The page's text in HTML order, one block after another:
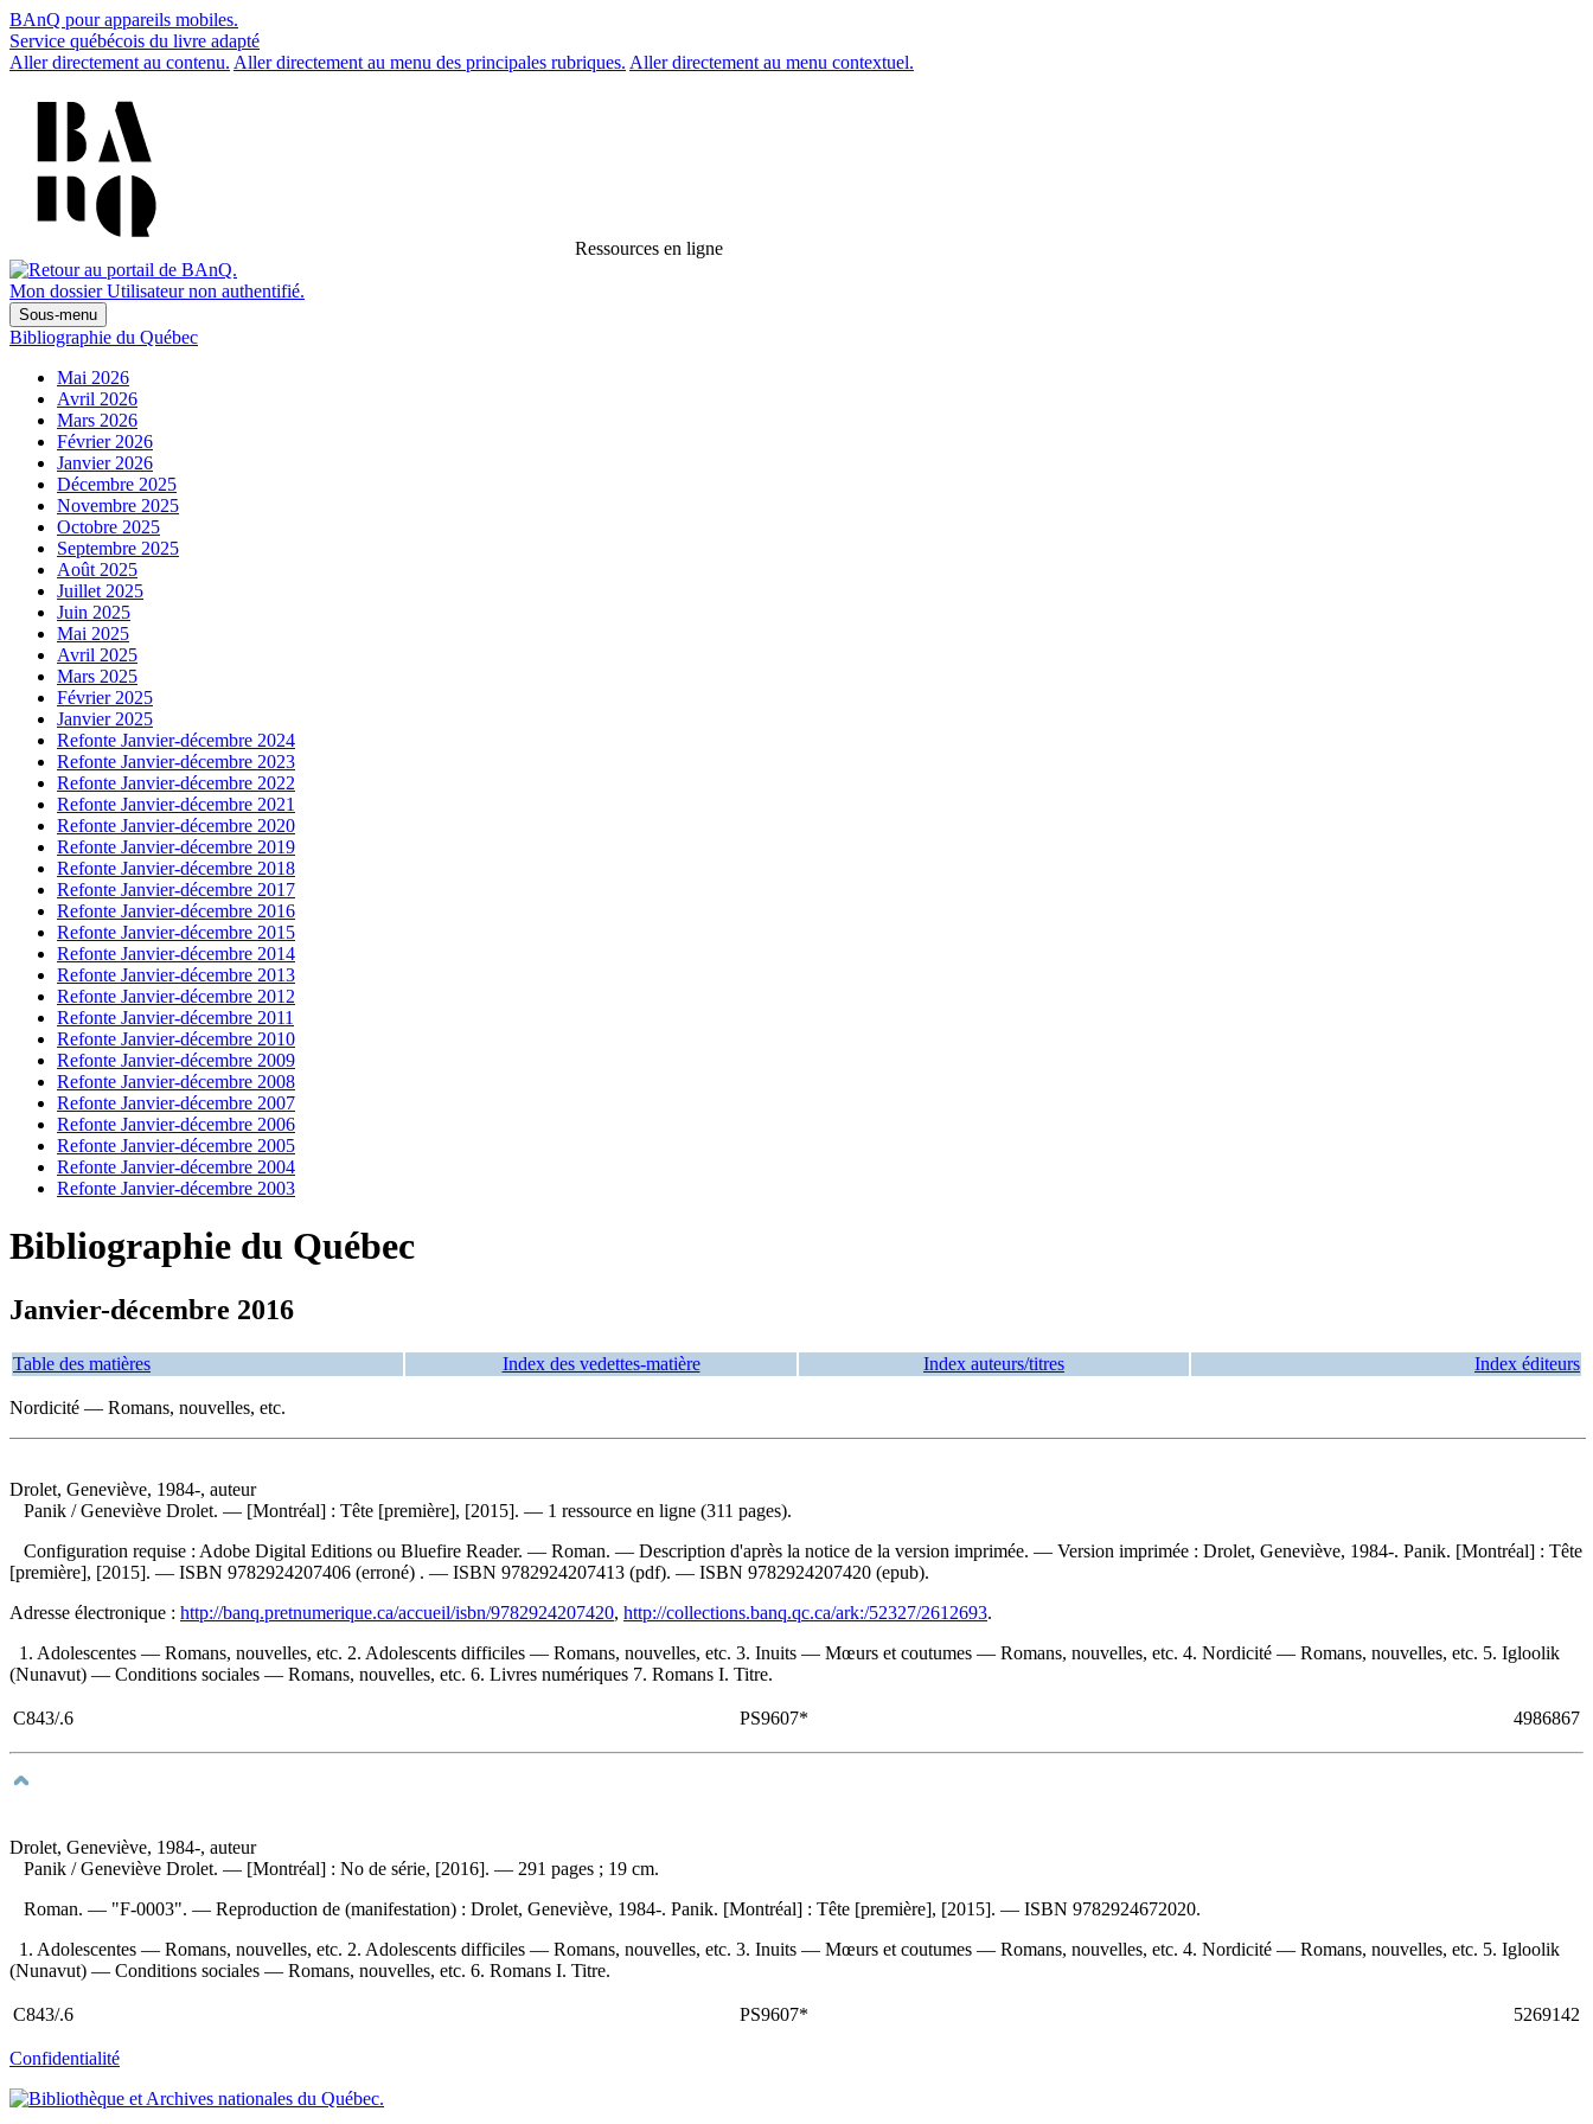
BAnQ pour appareils mobiles.
Service québécois du livre adapté
Aller directement au contenu. Aller directement au menu des principales rubriques. Aller directement au menu contextuel.
Ressources en ligne
Mon dossier Utilisateur non authentifié.
Sous-menu
Bibliographie du Québec
Mai 2026
Avril 2026
Mars 2026
Février 2026
Janvier 2026
Décembre 2025
Novembre 2025
Octobre 2025
Septembre 2025
Août 2025
Juillet 2025
Juin 2025
Mai 2025
Avril 2025
Mars 2025
Février 2025
Janvier 2025
Refonte Janvier-décembre 2024
Refonte Janvier-décembre 2023
Refonte Janvier-décembre 2022
Refonte Janvier-décembre 2021
Refonte Janvier-décembre 2020
Refonte Janvier-décembre 2019
Refonte Janvier-décembre 2018
Refonte Janvier-décembre 2017
Refonte Janvier-décembre 2016
Refonte Janvier-décembre 2015
Refonte Janvier-décembre 2014
Refonte Janvier-décembre 2013
Refonte Janvier-décembre 2012
Refonte Janvier-décembre 2011
Refonte Janvier-décembre 2010
Refonte Janvier-décembre 2009
Refonte Janvier-décembre 2008
Refonte Janvier-décembre 2007
Refonte Janvier-décembre 2006
Refonte Janvier-décembre 2005
Refonte Janvier-décembre 2004
Refonte Janvier-décembre 2003
Bibliographie du Québec
Janvier-décembre 2016
Table des matières Index des vedettes-matière Index auteurs/titres Index éditeurs
Nordicité — Romans, nouvelles, etc.
Drolet, Geneviève, 1984-, auteur
Panik / Geneviève Drolet. — [Montréal] : Tête [première], [2015]. — 1 ressource en ligne (311 pages).
Configuration requise : Adobe Digital Editions ou Bluefire Reader. — Roman. — Description d'après la notice de la version imprimée. — Version imprimée : Drolet, Geneviève, 1984-. Panik. [Montréal] : Tête
[première], [2015]. — ISBN 9782924207406 (erroné) . — ISBN 9782924207413 (pdf). — ISBN 9782924207420 (epub).
Adresse électronique : http://banq.pretnumerique.ca/accueil/isbn/9782924207420, http://collections.banq.qc.ca/ark:/52327/2612693.
1. Adolescentes — Romans, nouvelles, etc. 2. Adolescents difficiles — Romans, nouvelles, etc. 3. Inuits — Mœurs et coutumes — Romans, nouvelles, etc. 4. Nordicité — Romans, nouvelles, etc. 5. Igloolik
(Nunavut) — Conditions sociales — Romans, nouvelles, etc. 6. Livres numériques 7. Romans I. Titre.
C843/.6 PS9607* 4986867
Drolet, Geneviève, 1984-, auteur
Panik / Geneviève Drolet. — [Montréal] : No de série, [2016]. — 291 pages ; 19 cm.
Roman. — "F-0003". — Reproduction de (manifestation) : Drolet, Geneviève, 1984-. Panik. [Montréal] : Tête [première], [2015]. — ISBN 9782924672020.
1. Adolescentes — Romans, nouvelles, etc. 2. Adolescents difficiles — Romans, nouvelles, etc. 3. Inuits — Mœurs et coutumes — Romans, nouvelles, etc. 4. Nordicité — Romans, nouvelles, etc. 5. Igloolik
(Nunavut) — Conditions sociales — Romans, nouvelles, etc. 6. Romans I. Titre.
C843/.6 PS9607* 5269142
Confidentialité